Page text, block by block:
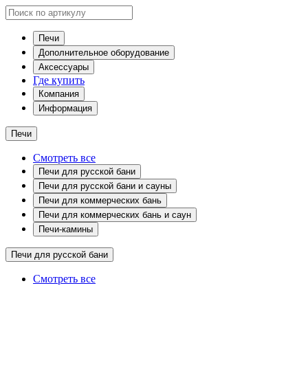
Печи
Дополнительное оборудование
Аксессуары
Где купить
Компания
Информация
Печи
Смотреть все
Печи для русской бани
Печи для русской бани и сауны
Печи для коммерческих бань
Печи для коммерческих бань и саун
Печи-камины
Печи для русской бани
Смотреть все